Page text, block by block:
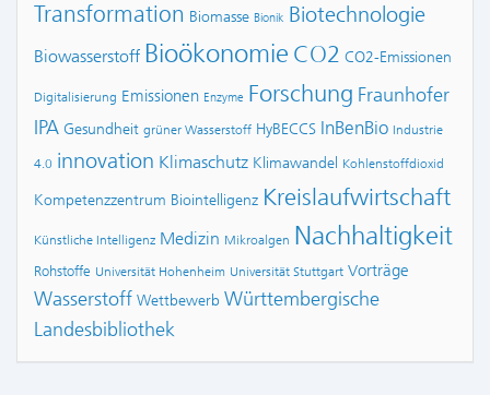
Transformation Biomasse Bionik Biotechnologie
Biowasserstoff Bioökonomie CO2 CO2-Emissionen
Digitalisierung Emissionen Enzyme Forschung Fraunhofer
IPA Gesundheit grüner Wasserstoff HyBECCS InBenBio Industrie
4.0 innovation Klimaschutz Klimawandel Kohlenstoffdioxid
Kompetenzzentrum Biointelligenz Kreislaufwirtschaft
Künstliche Intelligenz Medizin Mikroalgen Nachhaltigkeit
Rohstoffe Universität Hohenheim Universität Stuttgart Vorträge
Wasserstoff Wettbewerb Württembergische
Landesbibliothek